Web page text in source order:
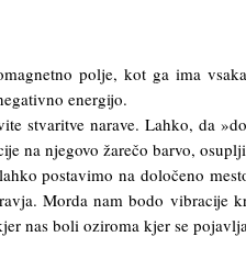
polje, kot ga ima
energijo.
stvaritve narave. Lahko, da
na njegovo žarečo barvo,
postavimo na določeno
Morda nam bodo vibracije
nas boli oziroma kjer se